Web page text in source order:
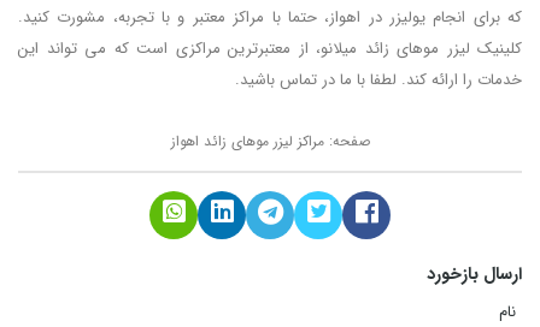
که برای انجام یولیزر در اهواز، حتما با مراکز معتبر و با تجربه، مشورت کنید.
کلینیک لیزر موهای زائد میلانو، از معتبرترین مراکزی است که می تواند این
خدمات را ارائه کند. لطفا با ما در تماس باشید.
صفحه:مراکز لیزر موهای زائد اهواز
ارسال بازخورد
نام